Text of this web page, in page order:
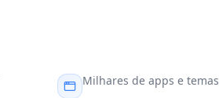
Milhares de apps e temas